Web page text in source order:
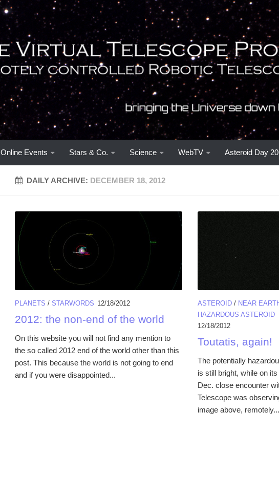
Online Events Stars & Co. Science WebTV Asteroid Day
DAILY ARCHIVE: DECEMBER 18, 2012
PLANETS / STARWORDS 12/18/2012
2012: the non-end of the world
On this website you will not find any mention to
the so called 2012 end of the world other than this
post. This because the world is not going to end
and if you were disappointed...
ASTEROID / NEAR
HAZARDOUS ASTEROID
12/18/2012
Toutatis, again!
The potentially
is still bright, while on
Dec. close encounter
Telescope was
image above, remotely...